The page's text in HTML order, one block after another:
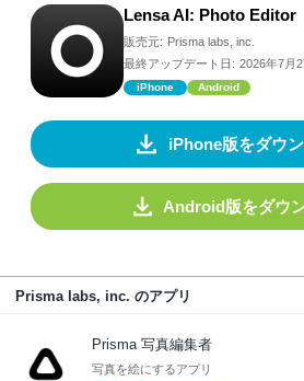
Lensa AI: Photo Editor
販売元: Prisma labs, inc.
最終アップデート日: 2026年7月
iPhone Android
iPhone版をダウ
Android版をダウ
Prisma labs, inc. のアプリ
Prisma 写真編集者
写真を絵にするアプリ